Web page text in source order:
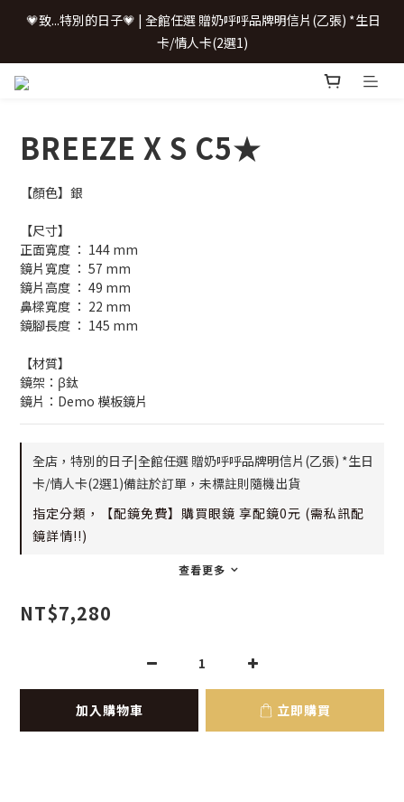
卡/情人卡(2選1)
卡/情人卡(2選1)
購鏡即享配件加購優惠
BREEZE X S C5★
【顏色】銀
【尺寸】
正面寬度 ： 144 mm
鏡片寬度 ： 57 mm
鏡片高度 ： 49 mm
鼻樑寬度 ： 22 mm
鏡腳長度 ： 145 mm
【材質】
鏡架：β鈦
鏡片：Demo 模板鏡片
全店，特別的日子|全館任選 贈奶呼呼品牌明信片(乙張) *生日
卡/情人卡(2選1)備註於訂單，未標註則隨機出貨
指定分類，【配鏡免費】購買眼鏡 享配鏡0元 (需私訊配
鏡詳情!!)
查看更多
NT$7,280
加入購物車 立即購買